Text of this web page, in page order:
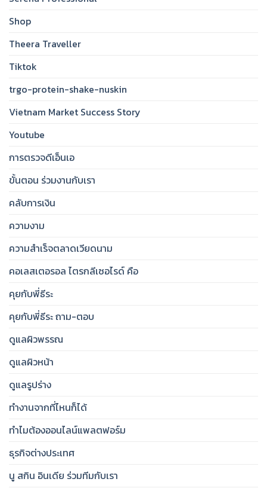
Shop
Theera Traveller
Tiktok
trgo-protein-shake-nuskin
Vietnam Market Success Story
Youtube
การตรวจดีเอ็นเอ
ขั้นตอน ร่วมงานกับเรา
คลับการเงิน
ความงาม
ความสำเร็จตลาดเวียดนาม
คอเลสเตอรอล ไตรกลีเซอไรด์ คือ
คุยกับพี่ธีระ
คุยกับพี่ธีระ ถาม-ตอบ
ดูแลผิวพรรณ
ดูแลผิวหน้า
ดูแลรูปร่าง
ทำงานจากที่ไหนก็ได้
ทำไมต้องออนไลน์แพลตฟอร์ม
ธุรกิจต่างประเทศ
นู สกิน อินเดีย ร่วมทีมกับเรา